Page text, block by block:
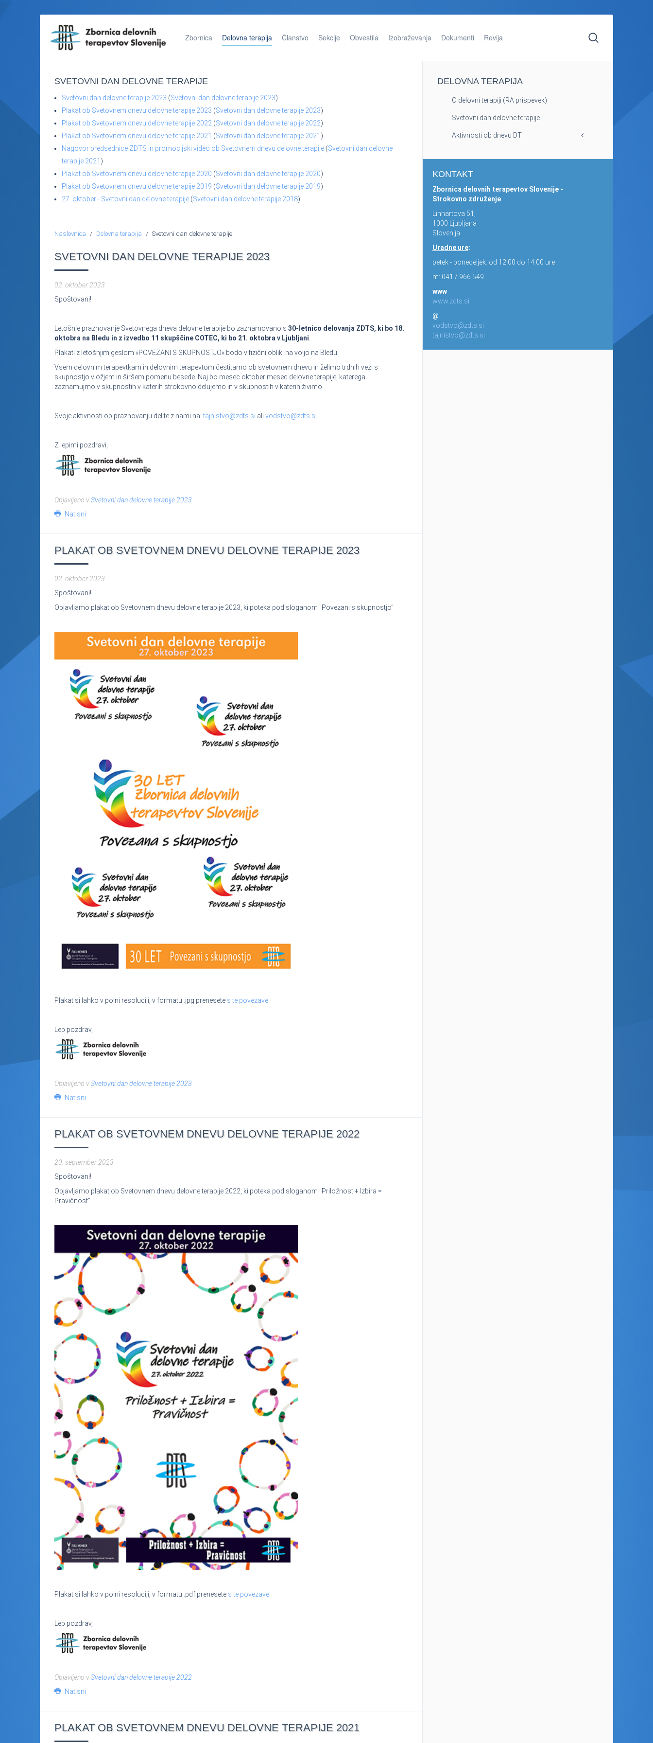
Zbornica Delovna terapija Članstvo Sekcije Obvestila Izobraževanja Dokumenti Revija
SVETOVNI DAN DELOVNE TERAPIJE
Svetovni dan delovne terapije 2023 (Svetovni dan delovne terapije 2023)
Plakat ob Svetovnem dnevu delovne terapije 2023 (Svetovni dan delovne terapije 2023)
Plakat ob Svetovnem dnevu delovne terapije 2022 (Svetovni dan delovne terapije 2022)
Plakat ob Svetovnem dnevu delovne terapije 2021 (Svetovni dan delovne terapije 2021 )
Nagovor predsednice ZDTS in promocijski video ob Svetovnem dnevu delovne terapije (Svetovni dan delovne
terapije 2021 )
Plakat ob Svetovnem dnevu delovne terapije 2020 (Svetovni dan delovne terapije 2020)
Plakat ob Svetovnem dnevu delovne terapije 2019 (Svetovni dan delovne terapije 2019)
27. oktober - Svetovni dan delovne terapije (Svetovni dan delovne terapije 2018)
Naslovnica Delovna terapija Svetovni dan delovne terapije
SVETOVNI DAN DELOVNE TERAPIJE 2023
02. oktober 2023
Spoštovani!
Letošnje praznovanje Svetovnega dneva delovne terapije bo zaznamovano s 30-letnico delovanja ZDTS, ki bo 18.
oktobra na Bledu in z izvedbo 11 skupščine COTEC, ki bo 21. oktobra v Ljubljani
Plakati z letošnjim geslom »POVEZANI S SKUPNOSTJO« bodo v fizični obliki na voljo na Bledu.
Vsem delovnim terapevtkam in delovnim terapevtom čestitamo ob svetovnem dnevu in želimo trdnih vezi s
skupnostjo v ožjem in širšem pomenu besede. Naj bo mesec oktober mesec delovne terapije, katerega
zaznamujmo v skupnostih v katerih strokovno delujemo in v skupnostih v katerih živimo.
Svoje aktivnosti ob praznovanju delite z nami na:tajnistvo@zdts.si ali vodstvo@zdts.si
Z lepimi pozdravi,
Objavljeno vSvetovni dan delovne terapije 2023
Natisni
PLAKAT OB SVETOVNEM DNEVU DELOVNE TERAPIJE 2023
02. oktober 2023
Spoštovani!
Objavljamo plakat ob Svetovnem dnevu delovne terapije 2023, ki poteka pod sloganom "Povezani s skupnostjo"
Plakat si lahko v polni resoluciji, v formatu .jpg prenesete s te povezave.
Lep pozdrav,
Objavljeno vSvetovni dan delovne terapije 2023
Natisni
PLAKAT OB SVETOVNEM DNEVU DELOVNE TERAPIJE 2022
20. september 2023
Spoštovani!
Objavljamo plakat ob Svetovnem dnevu delovne terapije 2022, ki poteka pod sloganom "Priložnost + Izbira =
Pravičnost"
Plakat si lahko v polni resoluciji, v formatu .pdf prenesete s te povezave.
Lep pozdrav,
Objavljeno vSvetovni dan delovne terapije 2022
Natisni
PLAKAT OB SVETOVNEM DNEVU DELOVNE TERAPIJE 2021
DELOVNA TERAPIJA
O delovni terapiji (RA prispevek)
Svetovni dan delovne terapije
Aktivnosti ob dnevu DT
KONTAKT
Zbornica delovnih terapevtov Slovenije -
Strokovno združenje
Linhartova 51,
1000 Ljubljana
Slovenija
Uradne ure:
petek - ponedeljek: od 12.00 do 14.00 ure
m: 041 / 966 549
www
www.zdts.si
@
vodstvo@zdts.si
tajnistvo@zdts.si